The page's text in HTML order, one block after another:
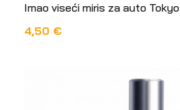
Imao viseći miris za auto Tokyo
4,50 €